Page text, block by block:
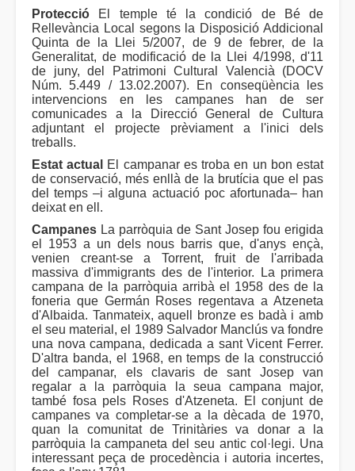
Protecció El temple té la condició de Bé de
Rellevància Local segons la Disposició Addicional
Quinta de la Llei 5/2007, de 9 de febrer, de la
Generalitat, de modificació de la Llei 4/1998, d'11
de juny, del Patrimoni Cultural Valencià (DOCV
Núm. 5.449 / 13.02.2007). En conseqüència les
intervencions en les campanes han de ser
comunicades a la Direcció General de Cultura
adjuntant el projecte prèviament a l'inici dels
treballs.
Estat actual
El campanar es troba en un bon estat
de conservació, més enllà de la brutícia que el pas
del temps –i alguna actuació poc afortunada– han
deixat en ell.
Campanes La parròquia de Sant Josep fou erigida
el 1953 a un dels nous barris que, d'anys ençà,
venien creant-se a Torrent, fruit de l'arribada
massiva d'immigrants des de l'interior. La primera
campana de la parròquia arribà el 1958 des de la
foneria que Germán Roses regentava a Atzeneta
d'Albaida. Tanmateix, aquell bronze es badà i amb
el seu material, el 1989 Salvador Manclús va fondre
una nova campana, dedicada a sant Vicent Ferrer.
D'altra banda, el 1968, en temps de la construcció
del campanar, els clavaris de sant Josep van
regalar a la parròquia la seua campana major,
també fosa pels Roses d'Atzeneta. El conjunt de
campanes va completar-se a la dècada de 1970,
quan la comunitat de Trinitàries va donar a la
parròquia la campaneta del seu antic col·legi. Una
interessant peça de procedència i autoria incertes,